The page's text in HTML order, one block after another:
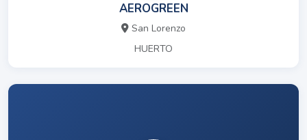
AEROGREEN
San Lorenzo
HUERTO